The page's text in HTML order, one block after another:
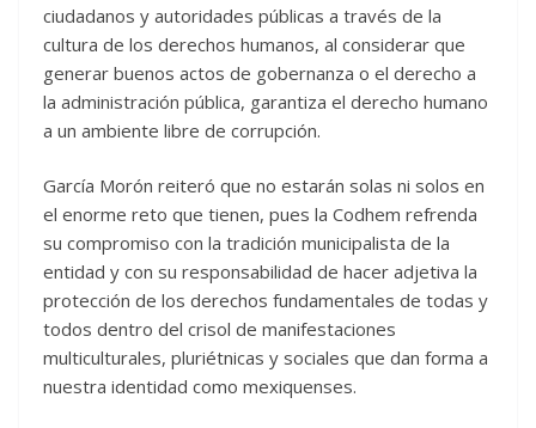
ciudadanos y autoridades públicas a través de la
cultura de los derechos humanos, al considerar que
generar buenos actos de gobernanza o el derecho a
la administración pública, garantiza el derecho humano
a un ambiente libre de corrupción.
García Morón reiteró que no estarán solas ni solos en
el enorme reto que tienen, pues la Codhem refrenda
su compromiso con la tradición municipalista de la
entidad y con su responsabilidad de hacer adjetiva la
protección de los derechos fundamentales de todas y
todos dentro del crisol de manifestaciones
multiculturales, pluriétnicas y sociales que dan forma a
nuestra identidad como mexiquenses.